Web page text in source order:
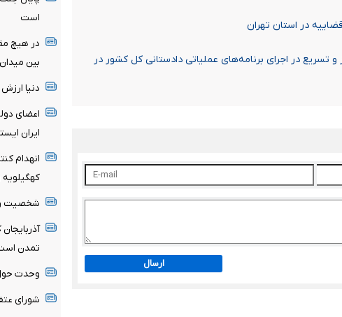
تسریع در اجرای برنامه‌های عملیاتی دادستانی کل کشور در
ارسال
است
در هیچ
بین
دنیا
اعضای
ایران
انهدام
کهگیلویه
شخصیت و
تمدن
وحدت
شورای